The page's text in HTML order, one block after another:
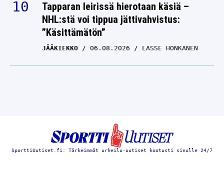
Tapparan leirissä hierotaan käsiä –
NHL:stä voi tippua jättivahvistus:
”Käsittämätön”
JÄÄKIEKKO 06.08.2026 LASSE HONKANEN
SporttiUutiset.fi: Tärkeimmät urheilu-uutiset kootusti sinulle 24/7